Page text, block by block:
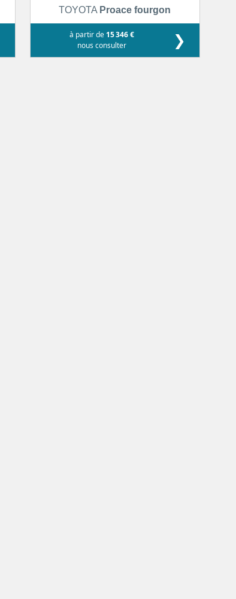
TOYOTA Proace fourgon
à partir de 15 346 €
nous consulter
❯